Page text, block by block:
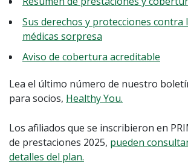
Sus derechos y protecciones contra
médicas sorpresa
Aviso de cobertura acreditable
Lea el último número de nuestro
para socios, Healthy You.
Los afiliados que se inscribieron en
de prestaciones 2025, pueden
detalles del plan.